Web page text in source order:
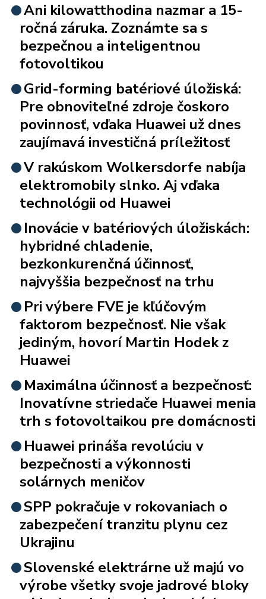
Ani kilowatthodina nazmar a 15-
ročná záruka. Zoznámte sa s
bezpečnou a inteligentnou
fotovoltikou
Grid-forming batériové úložiská:
Pre obnoviteľné zdroje čoskoro
povinnosť, vďaka Huawei už dnes
zaujímavá investičná príležitosť
V rakúskom Wolkersdorfe nabíja
elektromobily slnko. Aj vďaka
technológii od Huawei
Inovácie v batériových úložiskách:
hybridné chladenie,
bezkonkurenčná účinnosť,
najvyššia bezpečnosť na trhu
Pri výbere FVE je kľúčovým
faktorom bezpečnosť. Nie však
jediným, hovorí Martin Hodek z
Huawei
Maximálna účinnosť a bezpečnosť:
Inovatívne striedače Huawei menia
trh s fotovoltaikou pre domácnosti
Huawei prináša revolúciu v
bezpečnosti a výkonnosti
solárnych meničov
SPP pokračuje v rokovaniach o
zabezpečení tranzitu plynu cez
Ukrajinu
Slovenské elektrárne už majú vo
výrobe všetky svoje jadrové bloky